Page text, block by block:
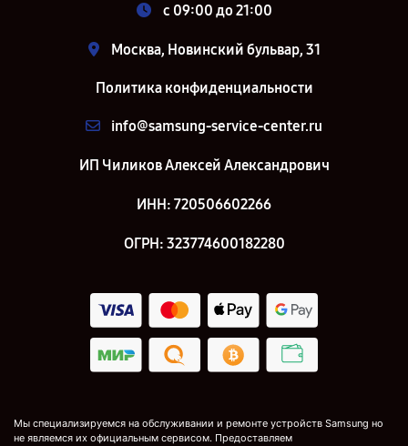
c 09:00 до 21:00
Москва, Новинский бульвар, 31
Политика конфиденциальности
info@samsung-service-center.ru
ИП Чиликов Алексей Александрович
ИНН: 720506602266
ОГРН: 323774600182280
Мы специализируемся на обслуживании и ремонте устройств Samsung но
не являемся их официальным сервисом. Предоставляем